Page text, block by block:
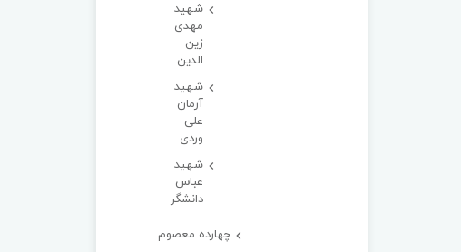
شهید
مهدی
زین
الدین
شهید
آرمان
علی
وردی
شهید
عباس
دانشگر
چهارده معصوم